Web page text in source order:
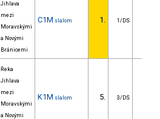
Jihlava
mezi
Moravskými
a Novými
Bránicemi
C1M slalom 1. 1/DS
Řeka
Jihlava
mezi
Moravskými
a Novými
K1M slalom 5. 3/DS